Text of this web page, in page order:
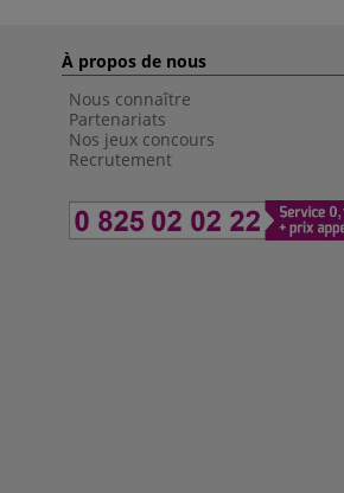
À propos de nous
Nous connaître
Partenariats
Nos jeux concours
Recrutement